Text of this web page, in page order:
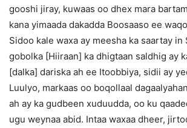
gooshi jiray, kuwaas oo dhex mara
kana yimaada dakadda Boosaaso ee
Sidoo kale waxa ay meesha ka saartay in
gobolka [Hiiraan] ka dhigtaan saldhig ay
[dalka] dariska ah ee Itoobbiya, sidii ay
Luulyo, markaas oo boqollaal
ah ay ka gudbeen xuduudda, oo ku
ugu weynaa abid. Intaa waxaa dheer,